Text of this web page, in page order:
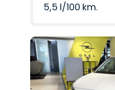
5,5 l/100 km.